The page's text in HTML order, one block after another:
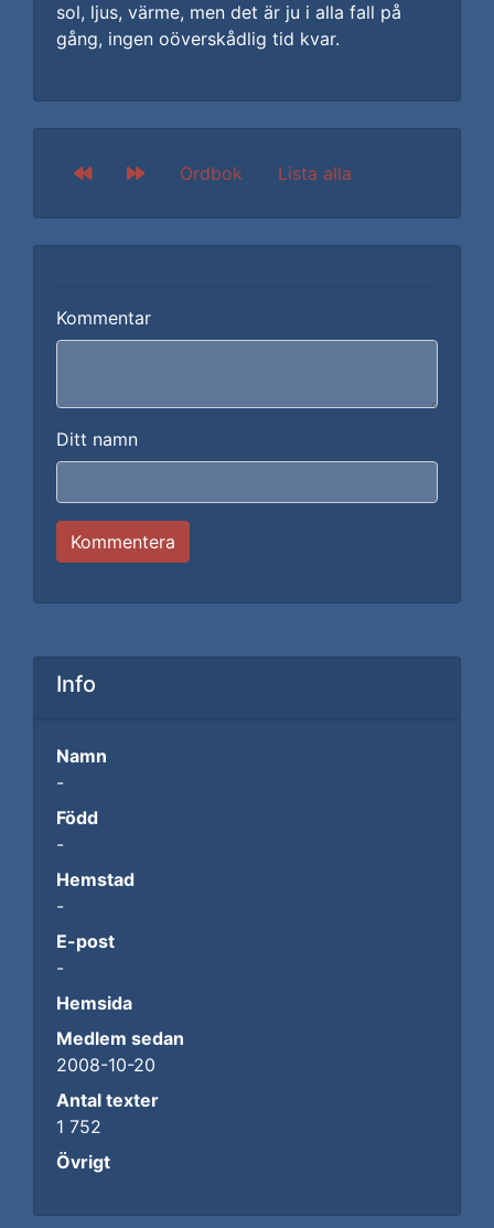
sol, ljus, värme, men det är ju i alla fall på
gång, ingen oöverskådlig tid kvar.
Ordbok Lista alla
Kommentar
Ditt namn
Kommentera
Info
Namn
-
Född
-
Hemstad
-
E-post
-
Hemsida
Medlem sedan
2008-10-20
Antal texter
1 752
Övrigt